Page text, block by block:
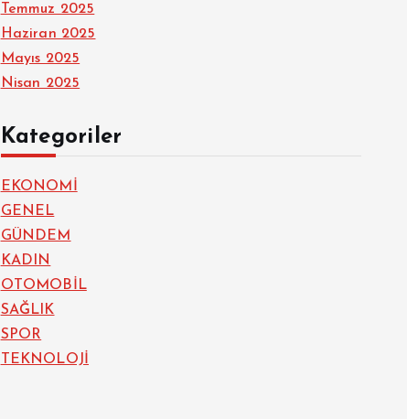
Temmuz 2025
Haziran 2025
Mayıs 2025
Nisan 2025
Kategoriler
EKONOMİ
GENEL
GÜNDEM
KADIN
OTOMOBİL
SAĞLIK
SPOR
TEKNOLOJİ